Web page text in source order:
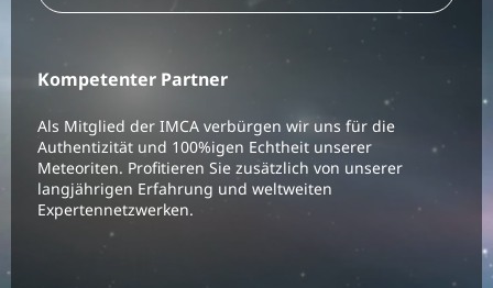
Kompetenter Partner
Als Mitglied der IMCA verbürgen wir uns für die
Authentizität und 100%igen Echtheit unserer
Meteoriten. Profitieren Sie zusätzlich von unserer
langjährigen Erfahrung und weltweiten
Expertennetzwerken.